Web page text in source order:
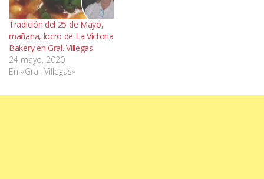
Tradición del 25 de Mayo,
mañana, locro de La Victoria
Bakery en Gral. Villegas
24 mayo, 2020
En «Gral. Villegas»